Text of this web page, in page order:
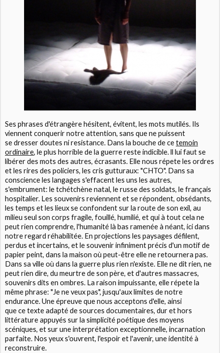
Ses phrases d'étrangère hésitent, évitent, les mots mutilés. Ils
viennent conquerir notre attention, sans que ne puissent
se dresser doutes ni resistance. Dans la bouche de cetemoin
ordinaire, le plus horrible de la guerre reste indicible. ll lui faut se
libérer des mots des autres, écrasants. Elle nous répete les ordres
et les rires des policiers, les cris gutturaux: "CHTO". Dans sa
conscience les langages s'effacent les uns les autres,
s'embrument: le tchétchène natal, le russe des soldats, le français
hospitalier. Les souvenirs reviennent et se répondent, obsédants,
les temps et les lieux se confondent sur la route de son exil, au
milieu seul son corps fragile, fouillé, humilié, et qui à tout cela ne
peut rien comprendre, l'humanité là bas ramenée à néant, ici dans
notre regard réhabilitée. En projections les paysages défilent,
perdus et incertains, et le souvenir infiniment précis d'un motif de
papier peint, dans la maison où peut-être elle ne retournera pas.
Dans sa ville où dans la guerre plus rien n'existe. Elle ne dit rien, ne
peut rien dire, du meurtre de son père, et d'autres massacres,
souvenirs dits en ombres. La raison impuissante, elle répete la
même phrase: "Je ne veux pas", jusqu'aux limites de notre
endurance. Une épreuve que nous acceptons d'elle, ainsi
que ce texte adapté de sources documentaires, dur et hors
littérature appuyés sur la simplicité poétique des moyens
scéniques, et sur une interprétation exceptionnelle, incarnation
parfaite. Nos yeux s'ouvrent, l'espoir et l'avenir, une identité à
reconstruire.